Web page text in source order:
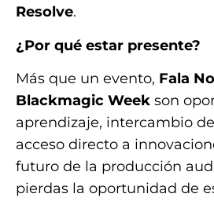
Resolve.
¿Por qué estar presente?
Más que un evento, Fala
Blackmagic Week son
aprendizaje, intercambio
acceso directo a
futuro de la producción
pierdas la oportunidad de